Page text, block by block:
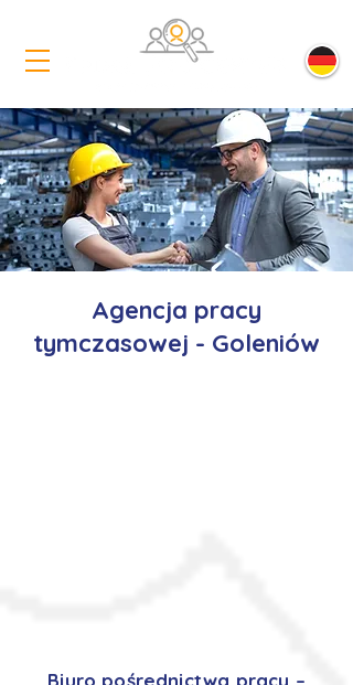
Agencja pracy
tymczasowej - Goleniów
Biuro pośrednictwa pracy –